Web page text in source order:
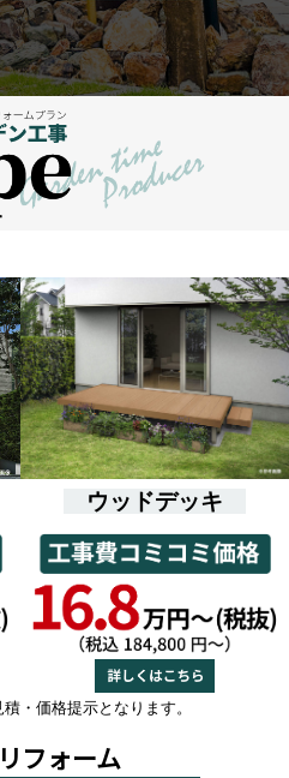
ウッドデッキ
・価格提示となります。
フォーム